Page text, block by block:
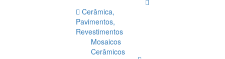
Cerâmica,
Pavimentos,
Revestimentos
Mosaicos
Cerâmicos